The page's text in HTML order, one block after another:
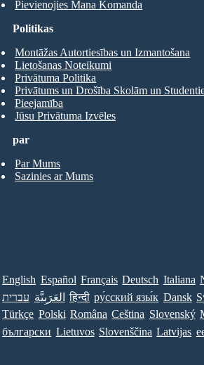
Pievienojies Mana Komanda
par
Par Mums
Sazinies ar Mums
Politikas
Montāžas Autortiesības un Izmantošana
Lietošanas Noteikumi
Privātuma Politika
Privātums un Drošība Skolām un
Pieejamība
Jūsu Privātuma Izvēles
English Español Français Deutsch Italiana
עברית العَرَبِيَّة हिन्दी ру́сский язы́к Dansk
Türkçe Polski Româna Ceština Slovenský
български Lietuvos Slovenščina Latvijas